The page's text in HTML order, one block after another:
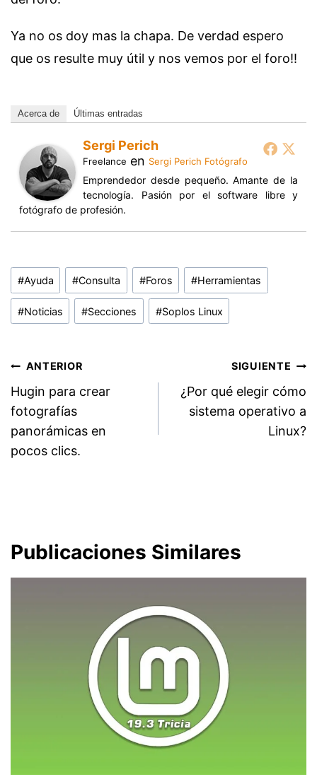
Ya no os doy mas la chapa. De verdad espero
que os resulte muy útil y nos vemos por el foro!!
Acerca de Últimas entradas
Sergi Perich
Freelance en Sergi Perich Fotógrafo
Emprendedor desde pequeño. Amante de la
tecnología. Pasión por el software libre y
fotógrafo de profesión.
Etiquetas
de
la
#Ayuda #Consulta #Foros #Herramientas
#Noticias #Secciones #Soplos Linux
Navegación
de
entradas
ANTERIOR
Hugin para crear
fotografías
panorámicas en
pocos clics.
SIGUIENTE
¿Por qué elegir cómo
sistema operativo a
Linux?
Publicaciones Similares